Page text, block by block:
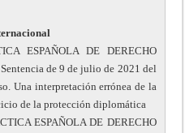
ESPAÑOLA DE DERECHO
de 9 de julio de 2021 del
Una interpretación errónea de la
de la protección diplomática
ESPAÑOLA DE DERECHO